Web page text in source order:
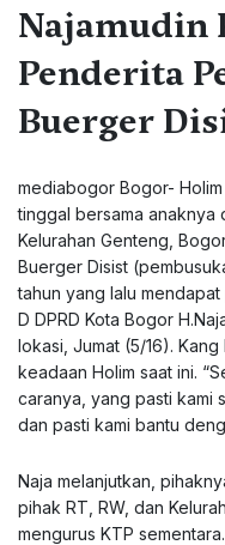
Najamudin
Penderita
Buerger
mediabogor Bogor-
tinggal bersama anaknya
Kelurahan Genteng,
Buerger Disist
tahun yang lalu
D DPRD Kota Bogor
lokasi, Jumat (5/16).
keadaan Holim saat ini.
caranya, yang pasti kami
dan pasti kami bantu
Naja melanjutkan,
pihak RT, RW, dan
mengurus KTP